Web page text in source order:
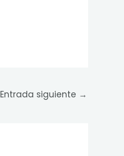
Entrada siguiente →